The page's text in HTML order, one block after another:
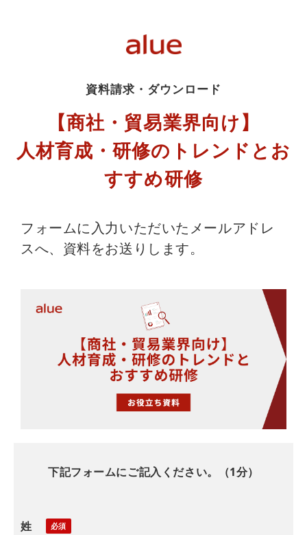
資料請求・ダウンロード
【商社・貿易業界向け】
人材育成・研修のトレンドとお
すすめ研修
フォームに入力いただいたメールアドレ
スへ、資料をお送りします。
下記フォームにご記入ください。（1分）
姓